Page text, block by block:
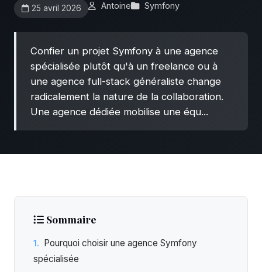
25 avril 2026 Antoine Symfony
Confier un projet Symfony à une agence
spécialisée plutôt qu'à un freelance ou à
une agence full-stack généraliste change
radicalement la nature de la collaboration.
Une agence dédiée mobilise une équ...
Sommaire
Pourquoi choisir une agence Symfony
spécialisée